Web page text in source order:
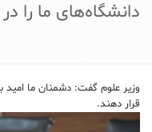
دانشگاه‌های ما را
وزیر علوم گفت: دشمنان ما امید
قرار دهند.